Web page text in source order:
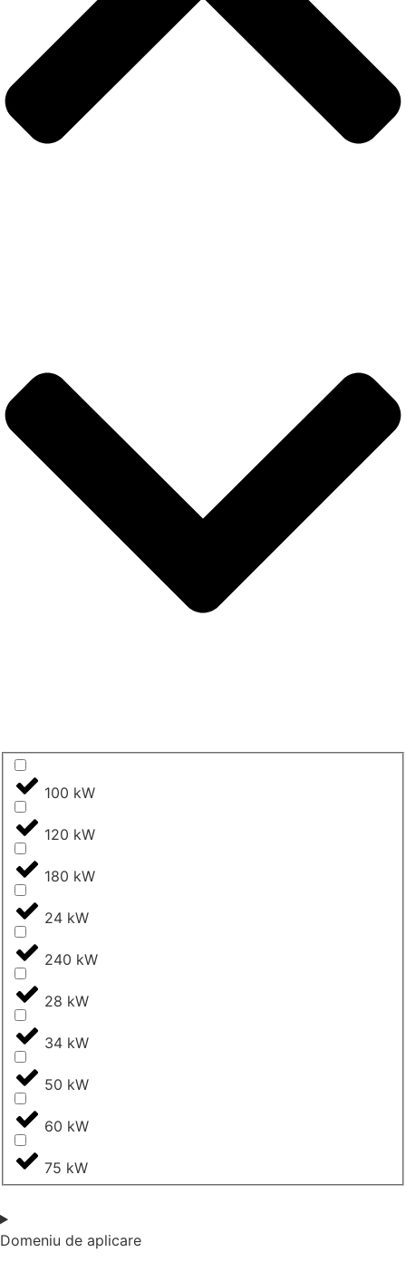
100 kW
120 kW
180 kW
24 kW
240 kW
28 kW
34 kW
50 kW
60 kW
75 kW
Domeniu de aplicare